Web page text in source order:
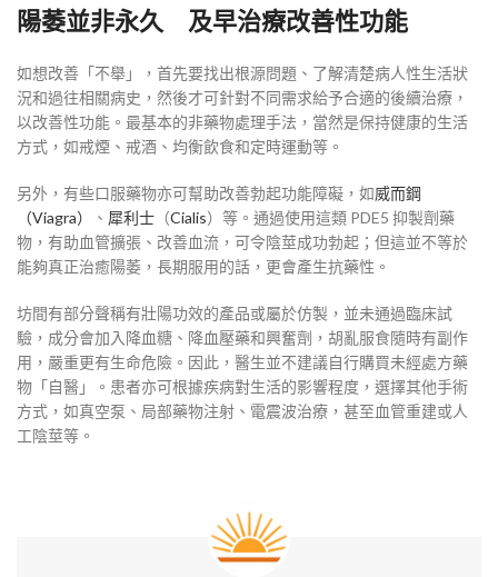
陽萎並非永久 及早治療改善性功能
如想改善「不舉」，首先要找出根源問題、了解清楚病人性生活狀
況和過往相關病史，然後才可針對不同需求給予合適的後續治療，
以改善性功能。最基本的非藥物處理手法，當然是保持健康的生活
方式，如戒煙、戒酒、均衡飲食和定時運動等。
另外，有些口服藥物亦可幫助改善勃起功能障礙，如威而鋼
（Viagra）
、 犀利士 （Cialis）等。通過使用這類 PDE5 抑製劑藥
物，有助血管擴張、改善血流，可令陰莖成功勃起；但這並不等於
能夠真正治癒陽萎，長期服用的話，更會產生抗藥性。
坊間有部分聲稱有壯陽功效的產品或屬於仿製，並未通過臨床試
驗，成分會加入降血糖、降血壓藥和興奮劑，胡亂服食隨時有副作
用，嚴重更有生命危險。因此，醫生並不建議自行購買未經處方藥
物「自醫」。患者亦可根據疾病對生活的影響程度，選擇其他手術
方式，如真空泵、局部藥物注射、電震波治療，甚至血管重建或人
工陰莖等。